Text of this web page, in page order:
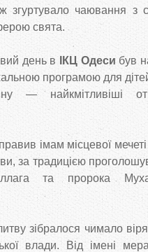
згуртувало чаювання з
свята.
день в ІКЦ Одеси був
програмою для
— найкмітливіші
імам місцевої
за традицією
та пророка
зібралося чимало
влади. Від імені